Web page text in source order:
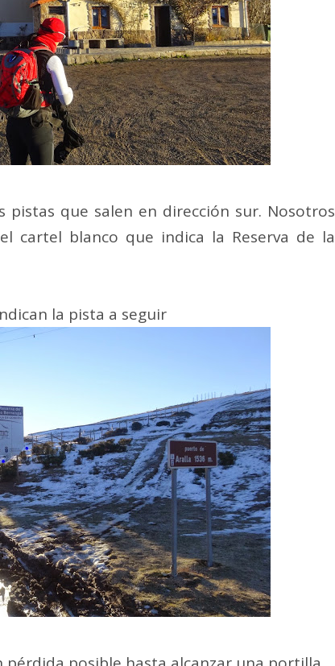
que salen en dirección sur. Nosotros
cartel blanco que indica la Reserva de la
la pista a seguir